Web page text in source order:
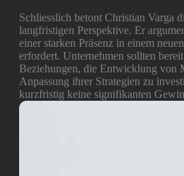
Schliesslich betont Christian Varga
langfristigen Perspektive. Er
einer starken Präsenz in einem
erfordert. Unternehmen sollten
Beziehungen, die Entwicklung von
Anpassung ihrer Strategien zu
kurzfristig keine signifikanten